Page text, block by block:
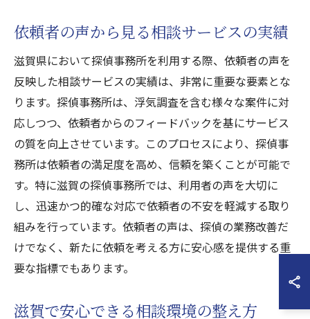
依頼者の声から見る相談サービスの実績
滋賀県において探偵事務所を利用する際、依頼者の声を
反映した相談サービスの実績は、非常に重要な要素とな
ります。探偵事務所は、浮気調査を含む様々な案件に対
応しつつ、依頼者からのフィードバックを基にサービス
の質を向上させています。このプロセスにより、探偵事
務所は依頼者の満足度を高め、信頼を築くことが可能で
す。特に滋賀の探偵事務所では、利用者の声を大切に
し、迅速かつ的確な対応で依頼者の不安を軽減する取り
組みを行っています。依頼者の声は、探偵の業務改善だ
けでなく、新たに依頼を考える方に安心感を提供する重
要な指標でもあります。
滋賀で安心できる相談環境の整え方